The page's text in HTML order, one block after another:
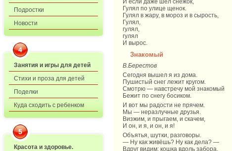
Подростки
Новости
4
Занятия и игры для детей
Стихи и проза для детей
Поделки
Куда сходить с ребенком
5
Красота и здоровье.
И если даже шел снежок,
Гулял по улице щенок.
Гулял в жару, в мороз и в сырость,
Гулял,
гулял,
гулял
И вырос.
Знакомый
В.Берестов
Сегодня вышел я из дома.
Пушистый снег лежит кругом.
Смотрю — навстречу мой знакомый
Бежит по снегу босиком.
И вот мы радости не прячем.
Мы — неразлучные друзья.
Визжим, и прыгаем, и скачем,
И он, и я, и он, и я!
Объятья, шутки, разговоры.
— Ну как живёшь? Ну как дела? —
Вдруг видим: кошка вдоль забора,